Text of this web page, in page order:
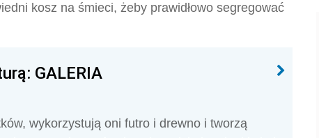
kosz na śmieci, żeby prawidłowo segregować
GALERIA
wykorzystują oni futro i drewno i tworzą